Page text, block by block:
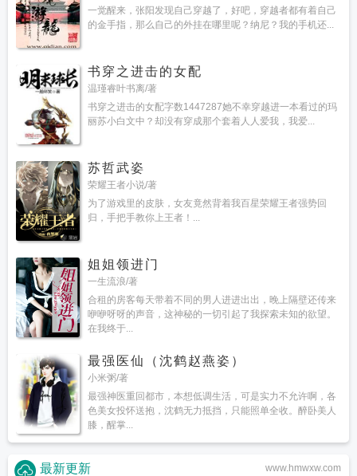
一觉醒来，张阳发现自己穿越了，好吧，穿越者都有着自己
的金手指，那么自己的外挂在哪里呢？纳尼？我的手机还...
书穿之进击的女配
温瑾睿叶书离/著
书穿之进击的女配字数1447287她不幸穿越进一本看过的玛
丽苏小白文中？却没有穿成那个套着人人爱我，我爱...
苏哲武姿
荣耀王者小说/著
为了游戏里的皮肤，女友竟然背着我百星荣耀王者强势回
归，手把手教你上王者！...
姐姐领进门
一生流浪/著
合租的房客每天带着不同的男人进进出出，晚上隔壁还传来
咿咿呀呀的声音，这神秘的一切引起了我探索未知的欲望。
在我终于...
最强医仙（沈鹤赵燕姿）
小米粥/著
最强神医重回都市，本想低调生活，可是实力不允许啊，各
色美女投怀送抱，沈鹤无力抵挡，只能照单全收。醉卧美人
膝，醒掌...
www.hmwxw.com
最新更新